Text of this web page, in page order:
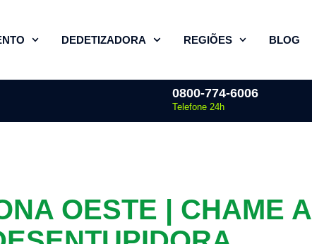
DEDETIZADORA REGIÕES BLOG
0800-774-6006
Telefone 24h
OESTE | CHAME A